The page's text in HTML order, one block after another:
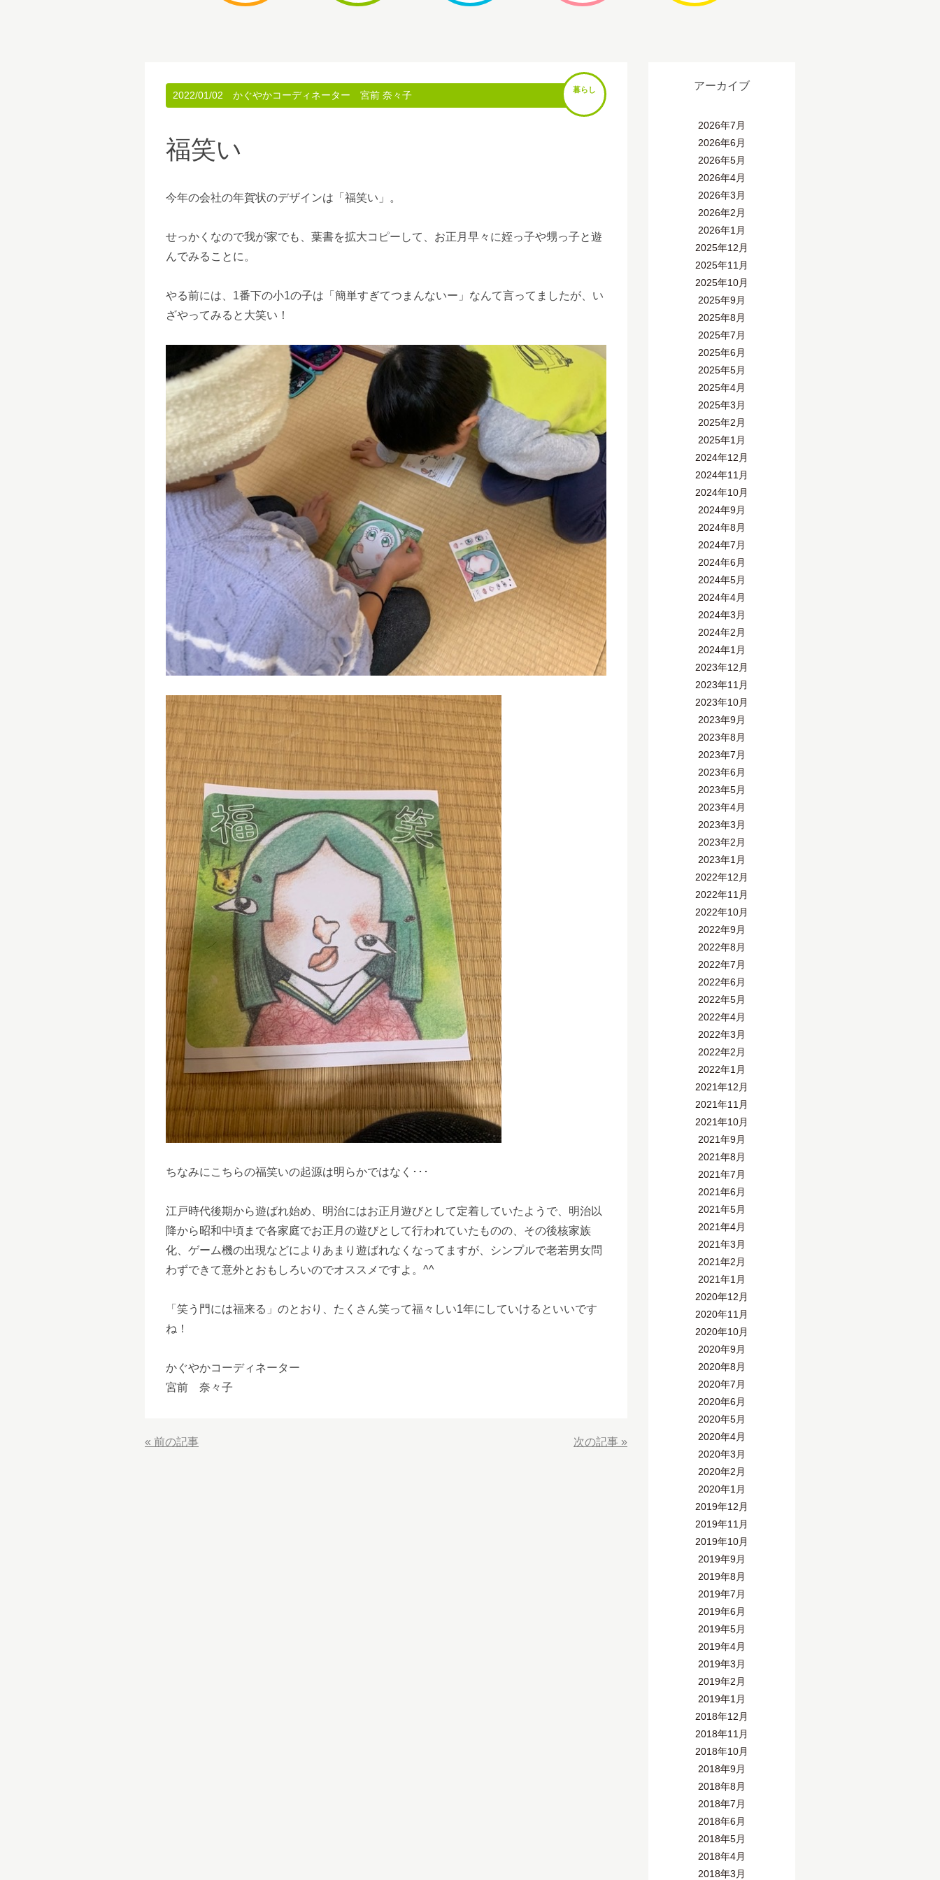
2022/01/02 かぐやかコーディネーター 宮前 奈々子 暮らし
福笑い
今年の会社の年賀状のデザインは「福笑い」。
せっかくなので我が家でも、葉書を拡大コピーして、お正月早々に姪っ子や甥っ子と遊
んでみることに。
やる前には、1番下の小1の子は「簡単すぎてつまんないー」なんて言ってましたが、い
ざやってみると大笑い！
ちなみにこちらの福笑いの起源は明らかではなく･･･
江戸時代後期から遊ばれ始め、明治にはお正月遊びとして定着していたようで、明治以
降から昭和中頃まで各家庭でお正月の遊びとして行われていたものの、その後核家族
化、ゲーム機の出現などによりあまり遊ばれなくなってますが、シンプルで老若男女問
わずできて意外とおもしろいのでオススメですよ。^^
「笑う門には福来る」のとおり、たくさん笑って福々しい1年にしていけるといいです
ね！
かぐやかコーディネーター
宮前 奈々子
« 前の記事 次の記事 »
アーカイブ
2026年7月
2026年6月
2026年5月
2026年4月
2026年3月
2026年2月
2026年1月
2025年12月
2025年11月
2025年10月
2025年9月
2025年8月
2025年7月
2025年6月
2025年5月
2025年4月
2025年3月
2025年2月
2025年1月
2024年12月
2024年11月
2024年10月
2024年9月
2024年8月
2024年7月
2024年6月
2024年5月
2024年4月
2024年3月
2024年2月
2024年1月
2023年12月
2023年11月
2023年10月
2023年9月
2023年8月
2023年7月
2023年6月
2023年5月
2023年4月
2023年3月
2023年2月
2023年1月
2022年12月
2022年11月
2022年10月
2022年9月
2022年8月
2022年7月
2022年6月
2022年5月
2022年4月
2022年3月
2022年2月
2022年1月
2021年12月
2021年11月
2021年10月
2021年9月
2021年8月
2021年7月
2021年6月
2021年5月
2021年4月
2021年3月
2021年2月
2021年1月
2020年12月
2020年11月
2020年10月
2020年9月
2020年8月
2020年7月
2020年6月
2020年5月
2020年4月
2020年3月
2020年2月
2020年1月
2019年12月
2019年11月
2019年10月
2019年9月
2019年8月
2019年7月
2019年6月
2019年5月
2019年4月
2019年3月
2019年2月
2019年1月
2018年12月
2018年11月
2018年10月
2018年9月
2018年8月
2018年7月
2018年6月
2018年5月
2018年4月
2018年3月